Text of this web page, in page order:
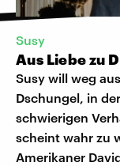
Susy
Aus Liebe zu
Susy will weg
Dschungel, in
schwierigen
scheint wahr zu
Amerikaner